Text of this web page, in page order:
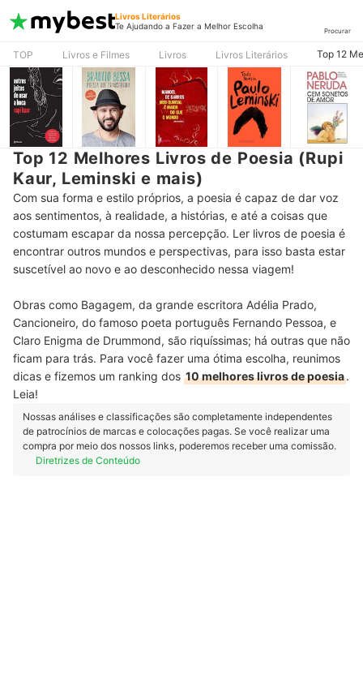
Livros Literários
Te Ajudando a Fazer a Melhor Escolha
Procurar
TOP Livros e Filmes Livros Livros Literários Top 12
Top 12 Melhores Livros de Poesia (Rupi
Kaur, Leminski e mais)
Com sua forma e estilo próprios, a poesia é capaz de dar voz
aos sentimentos, à realidade, a histórias, e até a coisas que
costumam escapar da nossa percepção. Ler livros de poesia é
encontrar outros mundos e perspectivas, para isso basta estar
suscetível ao novo e ao desconhecido nessa viagem!
Obras como Bagagem, da grande escritora Adélia Prado,
Cancioneiro, do famoso poeta português Fernando Pessoa, e
Claro Enigma de Drummond, são riquíssimas; há outras que não
ficam para trás. Para você fazer uma ótima escolha, reunimos
dicas e fizemos um ranking dos 10 melhores livros de poesia.
Leia!
Nossas análises e classificações são completamente independentes
de patrocínios de marcas e colocações pagas. Se você realizar uma
compra por meio dos nossos links, poderemos receber uma comissão.
Diretrizes de Conteúdo